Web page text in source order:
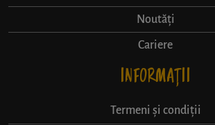
Noutăți
Cariere
INFORMAȚII
Termeni și condiții